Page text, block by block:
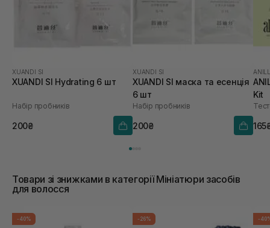
XUANDI SI
XUANDI SI Hydrating 6 шт
Набір пробників
200₴
XUANDI SI
XUANDI SI маска та есенція
6 шт
Набір пробників
200₴
Kit
Товари зі знижками в категорії Мініатюри засобів
для волосся
-40% -26% -